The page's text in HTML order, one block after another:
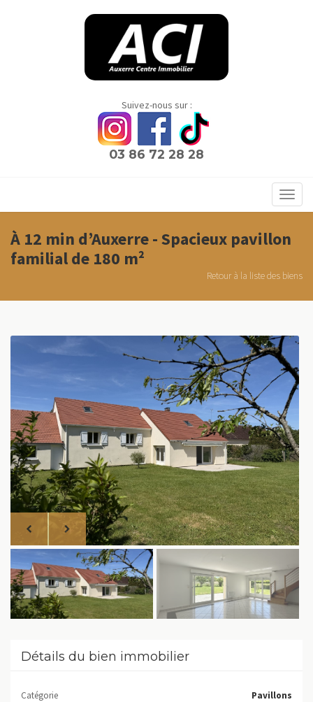
Suivez-nous sur :
03 86 72 28 28
À 12 min d’Auxerre - Spacieux pavillon
familial de 180 m²
Retour à la liste des biens
Détails du bien immobilier
Catégorie
Pavillons